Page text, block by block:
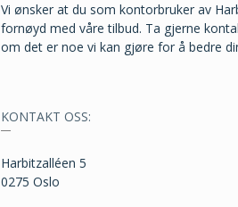
Vi ønsker at du som kontorbruker av
fornøyd med våre tilbud. Ta gjerne
om det er noe vi kan gjøre for å bedre
KONTAKT OSS:
Harbitzalléen 5
0275 Oslo